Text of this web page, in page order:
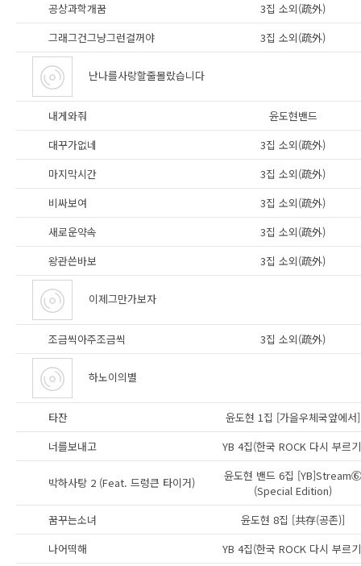
공상과학개꿈
3집 소외(疏外)
그래그건그냥그런걸꺼야
3집 소외(疏外)
난나를사랑할줄몰랐습니다
내게와줘
윤도현밴드
대꾸가없네
3집 소외(疏外)
마지막시간
3집 소외(疏外)
비싸보여
3집 소외(疏外)
새로운약속
3집 소외(疏外)
왕관쓴바보
3집 소외(疏外)
이제그만가보자
조금씩아주조금씩 3집 소외(疏外)
하노이의별
타잔
윤도현 1집 [가을우체국앞에서]
너를보내고
YB 4집(한국 ROCK 다시 부르
박하사탕 2 (Feat. 드렁큰 타이거)
윤도현 밴드 6집
(Special Edition)
꿈꾸는소녀
윤도현 8집 [共存(공존)]
나어떡해
YB 4집(한국 ROCK 다시 부르